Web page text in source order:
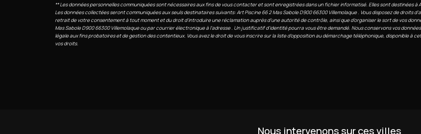
** Les données personnelles communiquées sont nécessaires aux fins de vous contacter et sont enregistrées dans un fichier informatisé. Elles sont destinées
Les données collectées seront communiquées aux seuls destinataires suivants: Art Piscine 66 2 Mas Sabole D900 66300 Villemolaque . Vous disposez de droits
retrait de votre consentement à tout moment et du droit d’introduire une réclamation auprès d’une autorité de contrôle, ainsi que d’organiser le sort de vos
Mas Sabole D900 66300 Villemolaque ou par courrier électronique à l'adresse . Un justificatif d'identité pourra vous être demandé. Nous conservons vos
légale aux fins probatoires et de gestion des contentieux. Vous avez le droit de vous inscrire sur la liste d'opposition au démarchage téléphonique, disponible à
vos droits.
Nous intervenons sur ces villes